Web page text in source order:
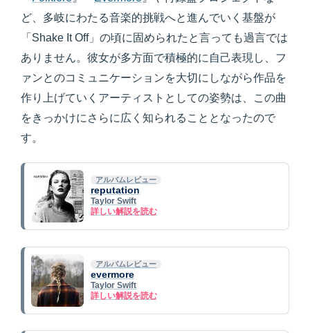
ど、多岐にわたる音楽的挑戦へと進んでいく基盤が
「Shake It Off」の頃に固められたと言っても過言では
ありません。彼女が多方面で積極的に自己表現し、フ
ァンとのコミュニケーションを大切にしながら作品を
作り上げていくアーティストとしての姿勢は、この曲
をきっかけにさらに広く知られることとなったので
す。
アルバムレビュー
reputation
Taylor Swift
詳しい解説を読む
アルバムレビュー
evermore
Taylor Swift
詳しい解説を読む